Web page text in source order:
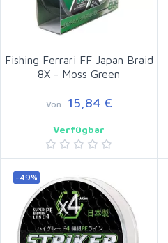
Fishing Ferrari FF Japan Braid
8X - Moss Green
Von 15,84 €
Verfügbar
-49%